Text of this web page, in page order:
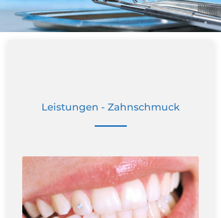
Leistungen - Zahnschmuck